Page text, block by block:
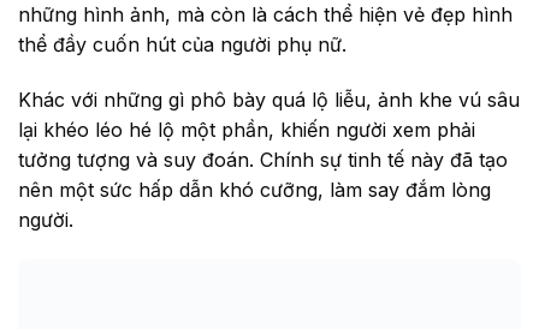
những hình ảnh, mà còn là cách thể hiện vẻ đẹp hình
thể đầy cuốn hút của người phụ nữ.
Khác với những gì phô bày quá lộ liễu, ảnh khe vú sâu
lại khéo léo hé lộ một phần, khiến người xem phải
tưởng tượng và suy đoán. Chính sự tinh tế này đã tạo
nên một sức hấp dẫn khó cưỡng, làm say đắm lòng
người.